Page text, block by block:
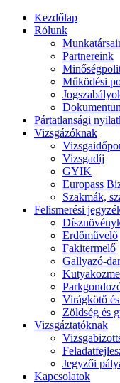
Kezdőlap
Rólunk
Partnereink
Működési
Pártatlansági
Vizsgázóknak
Vizsgadíj
GYIK
Europass
Szakmák,
Felismerési
Erdőművelő
Fakitermelő
Gallyazó-
Virágkötő
Zöldség és
Vizsgáztatóknak
Jegyzői
Kapcsolatok